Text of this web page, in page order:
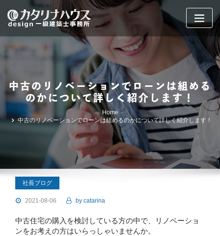
content
中古のリノベーションでローンは組める
のかについて詳しく紹介します！
Home
中古のリノベーションでローンは組めるのかについて詳しく紹介します！
社長ブログ
2021-08-06 by catarina
中古住宅の購入を検討している方の中で、リノベーショ
ンをお考えの方はいらっしゃいませんか。